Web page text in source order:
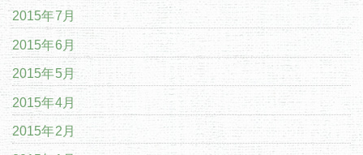
2015年7月
2015年6月
2015年5月
2015年4月
2015年2月